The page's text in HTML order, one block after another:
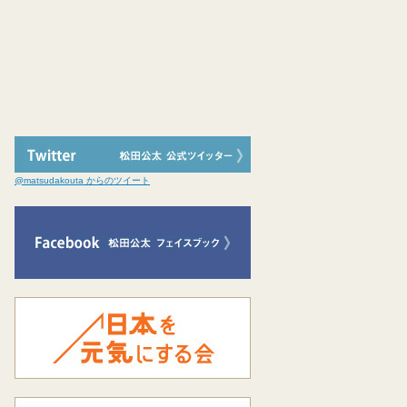
@matsudakouta からのツイート